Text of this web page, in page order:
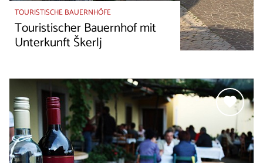
TOURISTISCHE BAUERNHÖFE
Touristischer Bauernhof mit
Unterkunft Škerlj